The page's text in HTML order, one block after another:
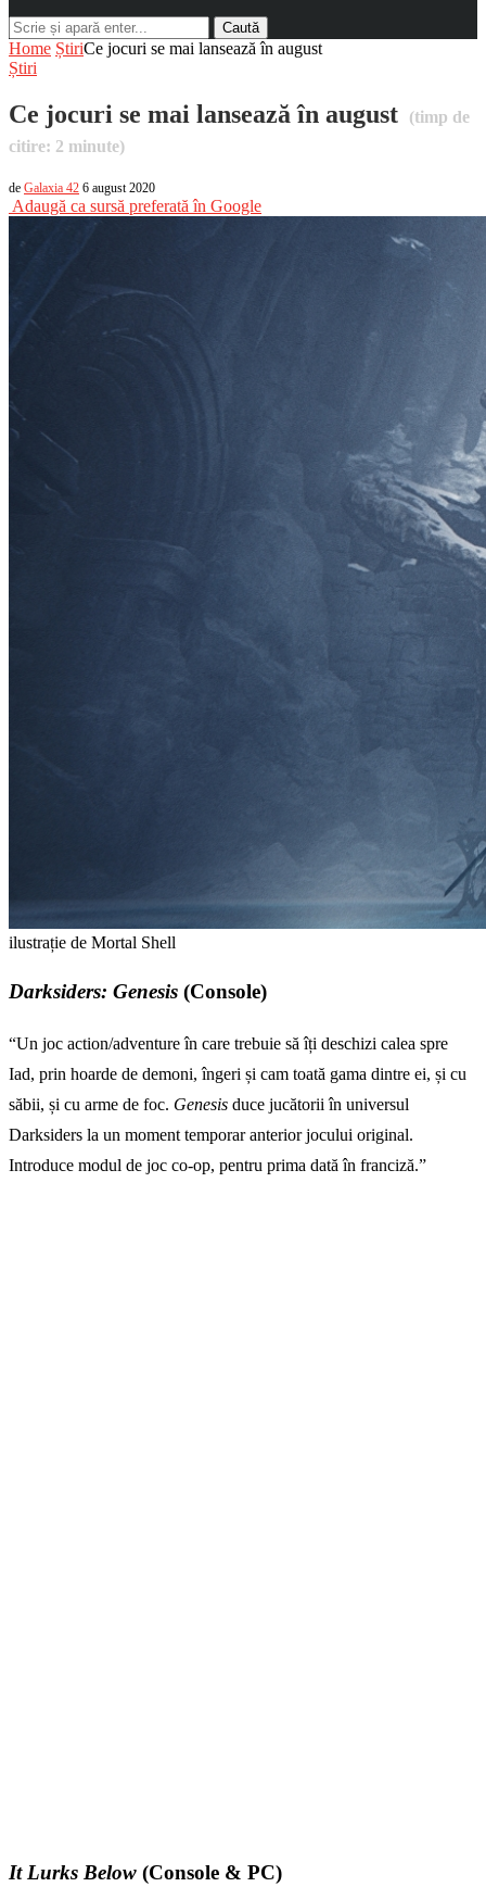
Caută
Home ȘtiriCe jocuri se mai lansează în august
Știri
Ce jocuri se mai lansează în august
(timp de
citire: 2 minute)
de Galaxia 42 6 august 2020
Adaugă ca sursă preferată în Google
ilustrație de Mortal Shell
Darksiders: Genesis (Console)
“Un joc action/adventure în care trebuie să îți deschizi calea spre
Iad, prin hoarde de demoni, îngeri și cam toată gama dintre ei, și cu
săbii, și cu arme de foc. Genesis duce jucătorii în universul
Darksiders la un moment temporar anterior jocului original.
Introduce modul de joc co-op, pentru prima dată în franciză.”
It Lurks Below (Console & PC)